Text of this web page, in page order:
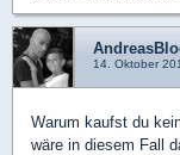
14. Oktober
Warum kaufst du
wäre in diesem Fall